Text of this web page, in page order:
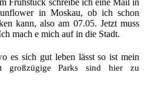
Frühstück schreibe ich eine Mail in
in Moskau, ob ich schon
kann, also am 07.05. Jetzt muss
mach e mich auf in die Stadt.
es sich gut leben lässt so ist mein
großzügige Parks sind hier zu